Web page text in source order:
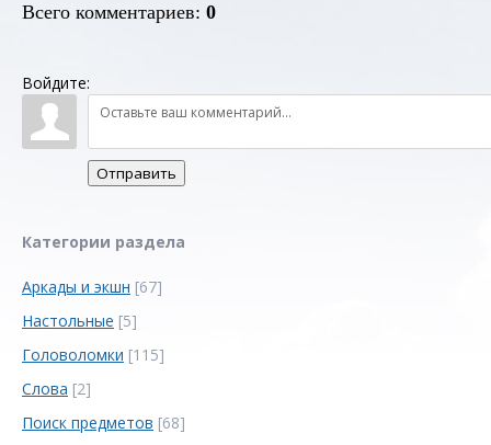
Всего комментариев: 0
Войдите:
Отправить
Категории раздела
Аркады и экшн [67]
Настольные [5]
Головоломки [115]
Слова [2]
Поиск предметов [68]